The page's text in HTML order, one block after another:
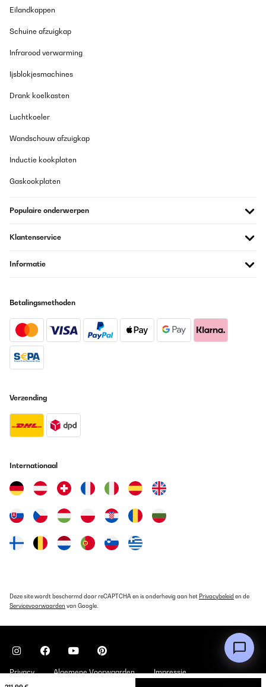
Eilandkappen
Schuine afzuigkap
Infrarood verwarming
Ijsblokjesmachines
Drank koelkasten
Luchtkoeler
Wandschouw afzuigkap
Inductie kookplaten
Gaskookplaten
Populaire onderwerpen
Klantenservice
Informatie
Betalingsmethoden
Verzending
Internationaal
Deze site wordt beschermd door reCAPTCHA en is onderhevig aan het Privacybeleid en de
Servicevoorwaarden van Google.
Privacy Algemene Voorwaarden Impressie